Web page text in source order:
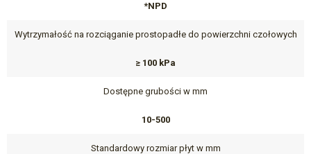
*NPD
Wytrzymałość na rozciąganie prostopadłe do powierzchni czołowych
≥ 100 kPa
Dostępne grubości w mm
10-500
Standardowy rozmiar płyt w mm